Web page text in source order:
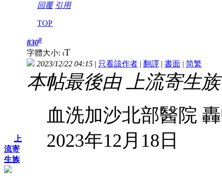
回覆 引用
TOP
上
流寄
生族
830#
字體大小: tT
2023/12/22 04:15 | 只看該作者 | 翻譯 | 書面 | 简繁
本帖最後由 上流寄生
血洗加沙北部醫院
2023年12月18日